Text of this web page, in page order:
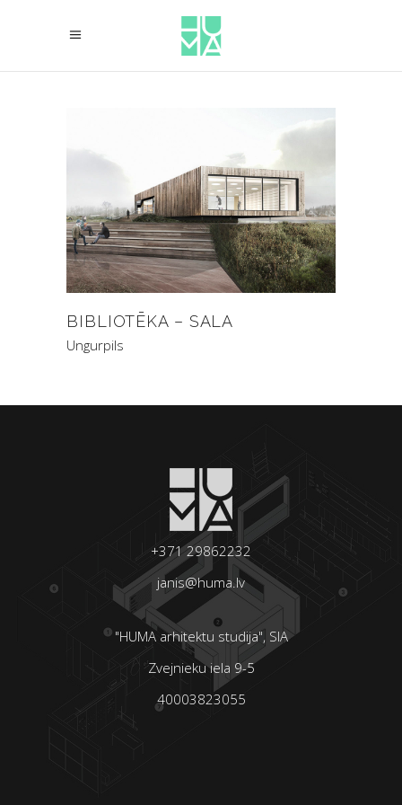
BIBLIOTĒKA – SALA
Ungurpils
+371 29862232
janis@huma.lv
"HUMA arhitektu studija", SIA
Zvejnieku iela 9-5
40003823055